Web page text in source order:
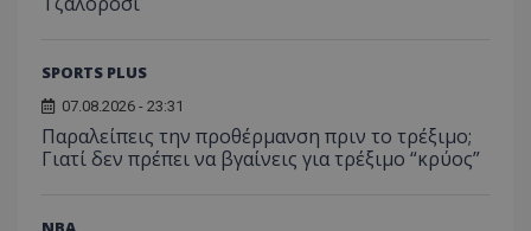
SPORTS PLUS
07.08.2026 - 23:31
Παραλείπεις την προθέρμανση πριν το τρέξιμο;
Γιατί δεν πρέπει να βγαίνεις για τρέξιμο “κρύος”